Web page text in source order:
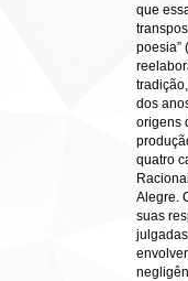
que
poesia”
dos
origens
quatro
Alegre.
suas